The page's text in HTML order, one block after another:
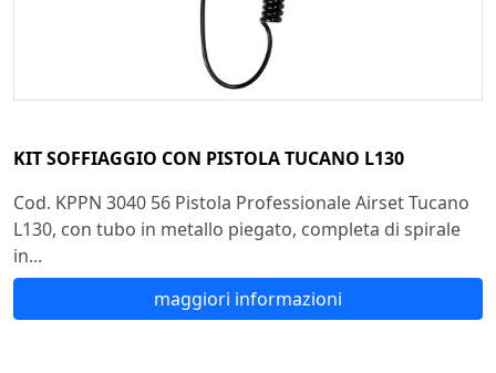
KIT SOFFIAGGIO CON PISTOLA TUCANO L130
Cod. KPPN 3040 56 Pistola Professionale Airset Tucano
L130, con tubo in metallo piegato, completa di spirale
in...
maggiori informazioni